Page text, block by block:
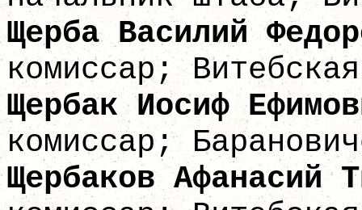
Щерба
комиссар;
Щербак
комиссар;
Щербаков